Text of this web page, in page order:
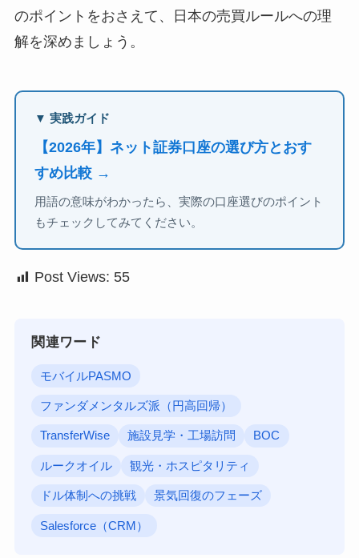
のポイントをおさえて、日本の売買ルールへの理
解を深めましょう。
▼ 実践ガイド
【2026年】ネット証券口座の選び方とおす
すめ比較 →
用語の意味がわかったら、実際の口座選びのポイント
もチェックしてみてください。
Post Views: 55
関連ワード
モバイルPASMO
ファンダメンタルズ派（円高回帰）
TransferWise 施設見学・工場訪問 BOC
ルークオイル 観光・ホスピタリティ
ドル体制への挑戦 景気回復のフェーズ
Salesforce（CRM）